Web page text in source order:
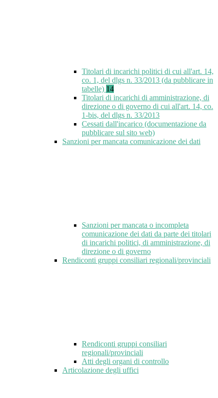
Titolari di incarichi politici di cui all'art. 14,
co. 1, del dlgs n. 33/2013 (da pubblicare in
tabelle) 14
Titolari di incarichi di amministrazione, di
direzione o di governo di cui all'art. 14, co.
1-bis, del dlgs n. 33/2013
Cessati dall'incarico (documentazione da
pubblicare sul sito web)
Sanzioni per mancata comunicazione dei dati
Sanzioni per mancata o incompleta
comunicazione dei dati da parte dei titolari
di incarichi politici, di amministrazione, di
direzione o di governo
Rendiconti gruppi consiliari regionali/provinciali
Rendiconti gruppi consiliari
regionali/provinciali
Atti degli organi di controllo
Articolazione degli uffici